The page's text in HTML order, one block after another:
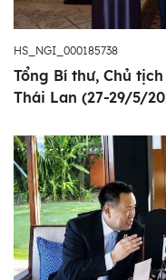
HS_NGI_000185738
Tổng Bí thư, Chủ
Thái Lan (27-29/5/